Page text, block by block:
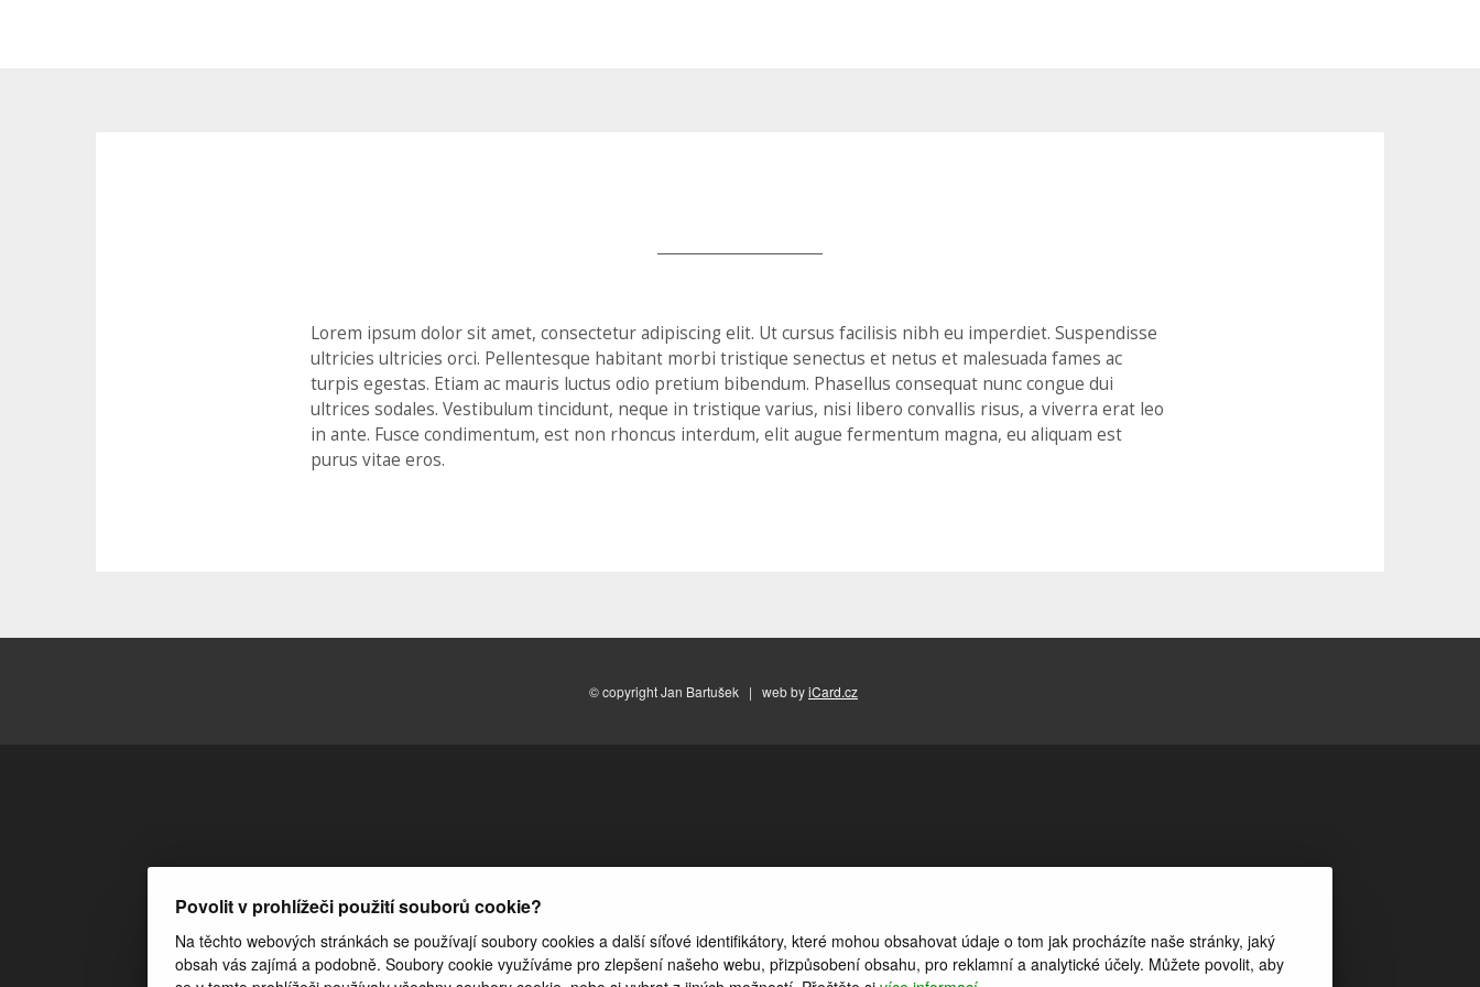
Povolit v prohlížeči použití souborů cookie?
Na těchto webových stránkách se používají soubory cookies a další síťové identifikátory, které mohou obsahovat údaje o tom jak procházíte naše stránky, jaký
obsah vás zajímá a podobně. Soubory cookie využíváme pro zlepšení našeho webu, přizpůsobení obsahu, pro reklamní a analytické účely. Můžete povolit, aby
Lorem ipsum dolor sit amet, consectetur adipiscing elit. Ut cursus facilisis nibh eu imperdiet. Suspendisse
ultricies ultricies orci. Pellentesque habitant morbi tristique senectus et netus et malesuada fames ac
turpis egestas. Etiam ac mauris luctus odio pretium bibendum. Phasellus consequat nunc congue dui
ultrices sodales. Vestibulum tincidunt, neque in tristique varius, nisi libero convallis risus, a viverra erat leo
in ante. Fusce condimentum, est non rhoncus interdum, elit augue fermentum magna, eu aliquam est
purus vitae eros.
© copyright Jan Bartušek | web byiCard.cz